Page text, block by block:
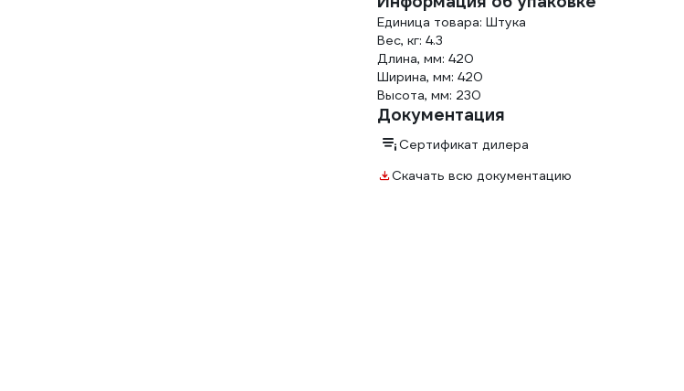
Единица товара: Штука
Вес, кг: 4.3
Длина, мм: 420
Ширина, мм: 420
Высота, мм: 230
Документация
Сертификат дилера
Скачать всю документацию